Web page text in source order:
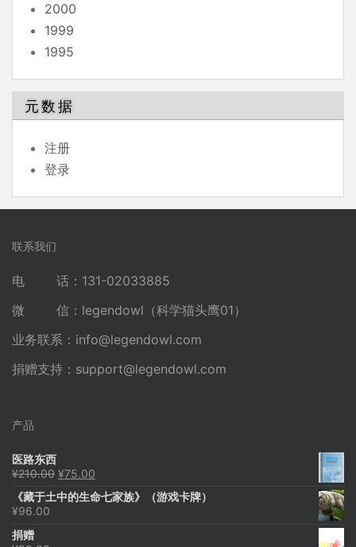
2000
1999
1995
元数据
注册
登录
联系我们
电 话：131-02033885
微 信：legendowl（科学猫头鹰01）
业务联系： info@legendowl.com
捐赠支持： support@legendowl.com
产品
医路东西
¥210.00 原
为：
¥75.00
价
《藏于土中的生命七家族》（游戏卡牌）
¥96.00
捐赠